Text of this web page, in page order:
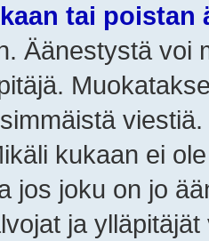
tai poistan
Äänestystä voi
kukaan ei
jos joku on jo
ja